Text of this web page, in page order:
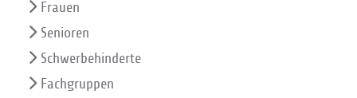
Frauen
Senioren
Schwerbehinderte
Fachgruppen